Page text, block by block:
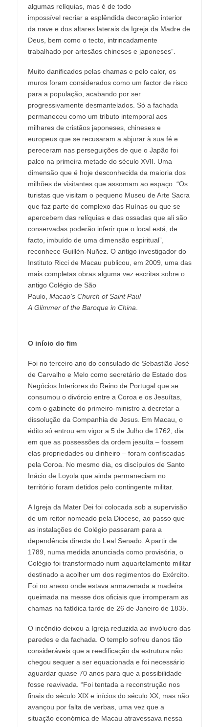
algumas relíquias, mas é de todo
impossível recriar a esplêndida decoração interior
da nave e dos altares laterais da Igreja da Madre de
Deus, bem como o tecto, intrincadamente
trabalhado por artesãos chineses e japoneses”.
Muito danificados pelas chamas e pelo calor, os
muros foram considerados como um factor de risco
para a população, acabando por ser
progressivamente desmantelados. Só a fachada
permaneceu como um tributo intemporal aos
milhares de cristãos japoneses, chineses e
europeus que se recusaram a abjurar à sua fé e
pereceram nas perseguições de que o Japão foi
palco na primeira metade do século XVII. Uma
dimensão que é hoje desconhecida da maioria dos
milhões de visitantes que assomam ao espaço. “Os
turistas que visitam o pequeno Museu de Arte Sacra
que faz parte do complexo das Ruínas ou que se
apercebem das relíquias e das ossadas que ali são
conservadas poderão inferir que o local está, de
facto, imbuído de uma dimensão espiritual”,
reconhece Guillén-Nuñez. O antigo investigador do
Instituto Ricci de Macau publicou, em 2009, uma das
mais completas obras alguma vez escritas sobre o
antigo Colégio de São
Paulo, Macao’s Church of Saint Paul –
A Glimmer of the Baroque in China
O início do fim
Foi no terceiro ano do consulado de Sebastião José
de Carvalho e Melo como secretário de Estado dos
Negócios Interiores do Reino de Portugal que se
consumou o divórcio entre a Coroa e os Jesuítas,
com o gabinete do primeiro-ministro a decretar a
dissolução da Companhia de Jesus. Em Macau, o
édito só entrou em vigor a 5 de Julho de 1762, dia
em que as possessões da ordem jesuíta – fossem
elas propriedades ou dinheiro – foram confiscadas
pela Coroa. No mesmo dia, os discípulos de Santo
Inácio de Loyola que ainda permaneciam no
território foram detidos pelo contingente militar.
A Igreja da Mater Dei foi colocada sob a supervisão
de um reitor nomeado pela Diocese, ao passo que
as instalações do Colégio passaram para a
dependência directa do Leal Senado. A partir de
1789, numa medida anunciada como provisória, o
Colégio foi transformado num aquartelamento militar
destinado a acolher um dos regimentos do Exército.
Foi no anexo onde estava armazenada a madeira
queimada na messe dos oficiais que irromperam as
chamas na fatídica tarde de 26 de Janeiro de 1835.
O incêndio deixou a Igreja reduzida ao invólucro das
paredes e da fachada. O templo sofreu danos tão
consideráveis que a reedificação da estrutura não
chegou sequer a ser equacionada e foi necessário
aguardar quase 70 anos para que a possibilidade
fosse reavivada. “Foi tentada a reconstrução nos
finais do século XIX e inícios do século XX, mas não
avançou por falta de verbas, uma vez que a
situação económica de Macau atravessava nessa